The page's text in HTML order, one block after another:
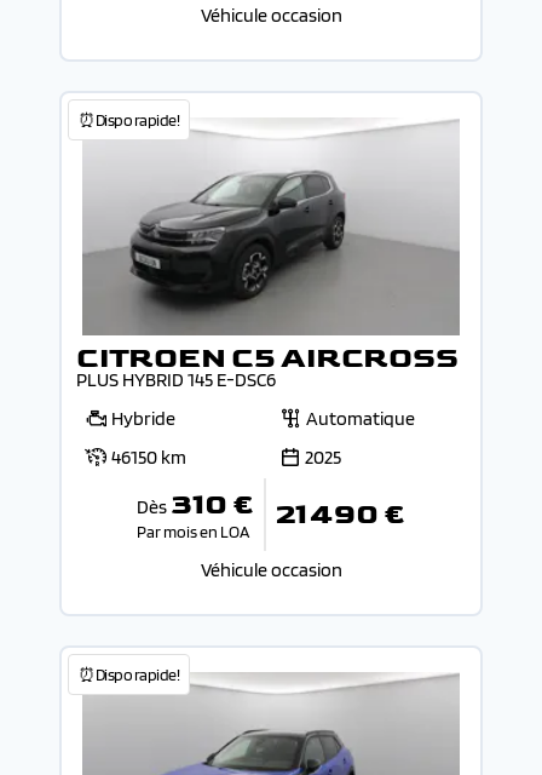
Véhicule occasion
⏰Dispo rapide!
CITROEN C5 AIRCROSS
PLUS HYBRID 145 E-DSC6
Hybride
Automatique
46150 km
2025
Dès 310 €
Par mois en LOA 21 490 €
Véhicule occasion
⏰Dispo rapide!